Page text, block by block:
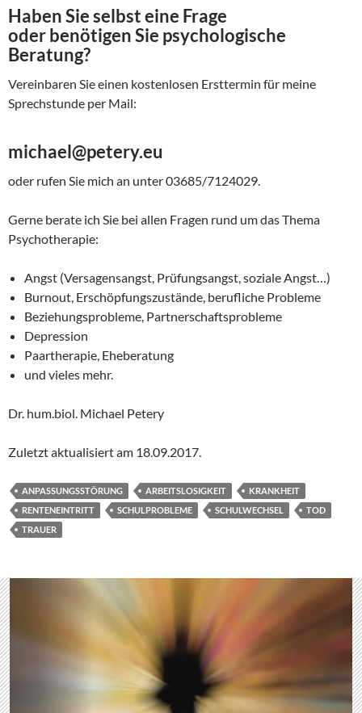
Haben Sie selbst eine Frage
oder benötigen Sie psychologische
Beratung?
Vereinbaren Sie einen kostenlosen Ersttermin für meine
Sprechstunde per Mail:
michael@petery.eu
oder rufen Sie mich an unter 03685/7124029.
Gerne berate ich Sie bei allen Fragen rund um das Thema
Psychotherapie:
Angst (Versagensangst, Prüfungsangst, soziale Angst…)
Burnout, Erschöpfungszustände, berufliche Probleme
Beziehungsprobleme, Partnerschaftsprobleme
Depression
Paartherapie, Eheberatung
und vieles mehr.
Dr. hum.biol. Michael Petery
Zuletzt aktualisiert am 18.09.2017.
ANPASSUNGSSTÖRUNG ARBEITSLOSIGKEIT
KRANKHEIT
RENTENEINTRITT
SCHULPROBLEME SCHULWECHSEL
TOD
TRAUER